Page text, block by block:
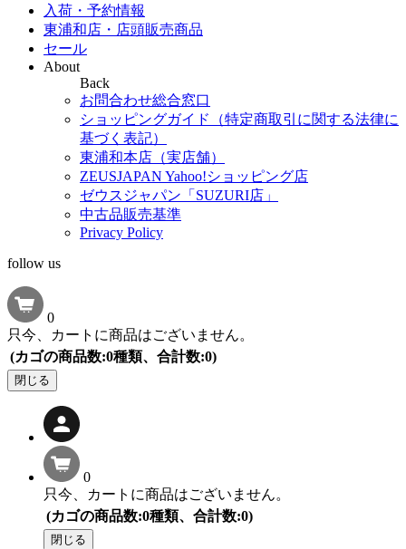
入荷・予約情報
東浦和店・店頭販売商品
セール
About
Back
お問合わせ総合窓口
ショッピングガイド（特定商取引に関する法律に
基づく表記）
東浦和本店（実店舗）
ZEUSJAPAN Yahoo!ショッピング店
ゼウスジャパン「SUZURI店」
中古品販売基準
Privacy Policy
follow us
0
只今、カートに商品はございません。
(カゴの商品数:0種類、合計数:0)
閉じる
0
只今、カートに商品はございません。
(カゴの商品数:0種類、合計数:0)
閉じる